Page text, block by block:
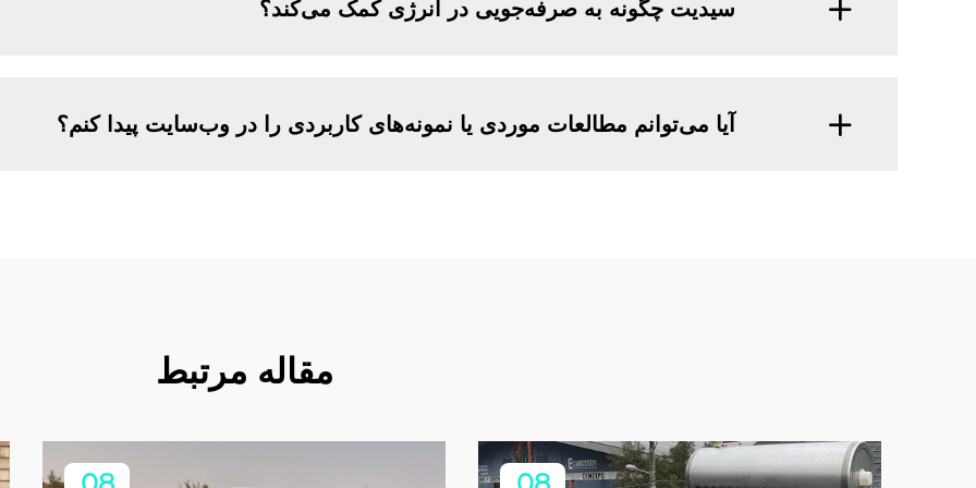
سیدیت چگونه به صرفه‌جویی در انرژی کمک می‌کند؟
آیا می‌توانم مطالعات موردی یا نمونه‌های کاربردی را در وب‌سایت پیدا کنم؟
مقاله مرتبط